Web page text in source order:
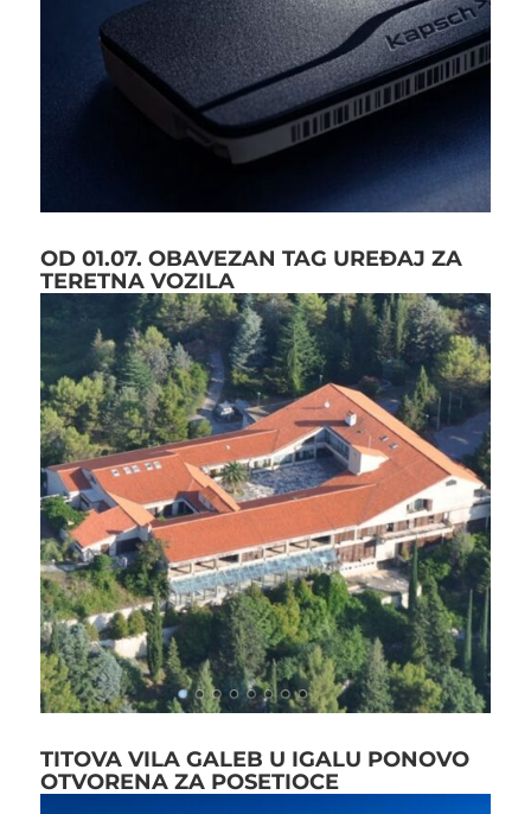
OD 01.07. OBAVEZAN TAG UREĐAJ ZA
TERETNA VOZILA
TITOVA VILA GALEB U IGALU PONOVO
OTVORENA ZA POSETIOCE